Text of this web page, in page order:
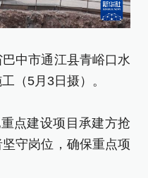
中市通江县青峪口水
（5月3日摄）。
点建设项目承建方抢
守岗位，确保重点项